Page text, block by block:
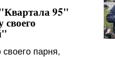
95"
парня,